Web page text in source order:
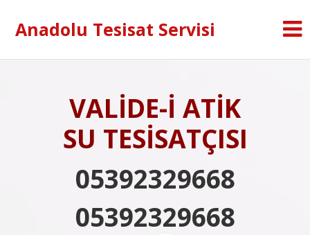
Anadolu Tesisat Servisi
VALİDE-İ ATİK
SU TESİSATÇISI
05392329668
05392329668